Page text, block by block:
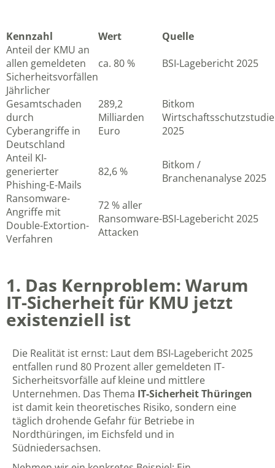
Kennzahl Wert
Quelle
Anteil der KMU an
allen gemeldeten
Sicherheitsvorfällen
ca. 80 %
BSI-Lagebericht 2025
Jährlicher
Gesamtschaden
durch
Cyberangriffe in
Deutschland
289,2
Milliarden
Euro
Bitkom
Wirtschaftsschutzstudie
2025
Anteil KI-
generierter
Phishing-E-Mails
82,6 %
Bitkom /
Branchenanalyse 2025
Ransomware-
Angriffe mit
Double-Extortion-
Verfahren
72 % aller
Ransomware-
Attacken
BSI-Lagebericht 2025
1. Das Kernproblem: Warum
IT-Sicherheit für KMU jetzt
existenziell ist
Die Realität ist ernst: Laut dem BSI-Lagebericht 2025
entfallen rund 80 Prozent aller gemeldeten IT-
Sicherheitsvorfälle auf kleine und mittlere
Unternehmen. Das Thema IT-Sicherheit Thüringen
ist damit kein theoretisches Risiko, sondern eine
täglich drohende Gefahr für Betriebe in
Nordthüringen, im Eichsfeld und in
Südniedersachsen.